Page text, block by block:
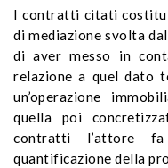
I contratti citati
di mediazione svolta
di aver messo in
relazione a quel dato
un’operazione
quella poi
contratti l’attore
quantificazione della